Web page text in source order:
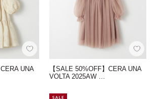
UNA
【SALE 50%OFF】CERA UNA
VOLTA 2025AW …